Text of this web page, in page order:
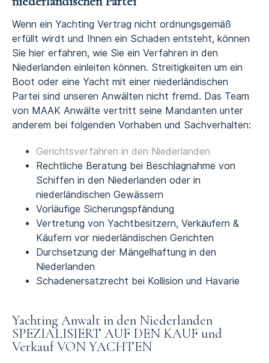
Wenn ein Yachting Vertrag nicht ordnungsgemäß
erfüllt wirdt und Ihnen ein Schaden entsteht, können
Sie hier erfahren, wie Sie ein Verfahren in den
Niederlanden einleiten können. Streitigkeiten um ein
Boot oder eine Yacht mit einer niederländischen
Partei sind unseren Anwälten nicht fremd. Das Team
von MAAK Anwälte vertritt seine Mandanten unter
anderem bei folgenden Vorhaben und Sachverhalten:
Gerichtsverfahren in den Niederlanden
Rechtliche Beratung bei Beschlagnahme von
Schiffen in den Niederlanden oder in
niederländischen Gewässern
Vorläufige Sicherungspfändung
Vertretung von Yachtbesitzern, Verkäufern &
Käufern vor niederländischen Gerichten
Durchsetzung der Mängelhaftung in den
Niederlanden
Schadenersatzrecht bei Kollision und Havarie
Yachting Anwalt in den Niederlanden
SPEZIALISIERT AUF DEN KAUF und
Verkauf VON YACHTEN